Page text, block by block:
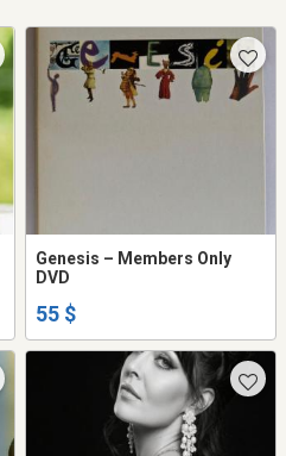
Genesis ‎– Members Only
DVD
55 $